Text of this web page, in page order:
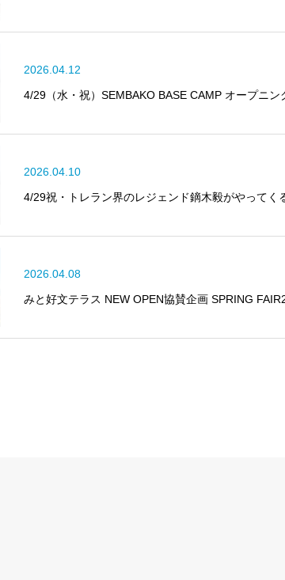
2026.04.12
4/29（水・祝）SEMBAKO BASE CAMP オープニン
2026.04.10
4/29祝・トレラン界のレジェンド鏑木毅がやってく
2026.04.08
みと好文テラス NEW OPEN協賛企画 SPRING